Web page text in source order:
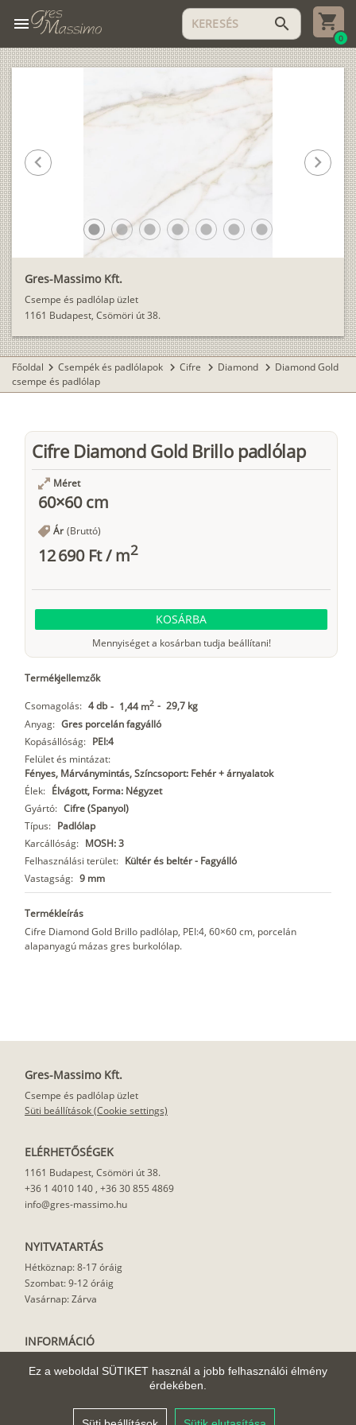
Ez a weboldal SÜTIKET használ a jobb felhasználói élmény
érdekében.
menu search
0
Gres-Massimo Kft.
Csempe és padlólap üzlet
1161 Budapest, Csömöri út 38.
lens lens lens lens lens lens lens
chevron_left chevron_right
Főoldal chevron_right Csempék és padlólapok chevron_right Cifre chevron_right Diamond chevron_right Diamond Gold
csempe és padlólap
Cifre Diamond Gold Brillo padlólap
Méret
60×60 cm
Ár (Bruttó)
12 690 Ft/m2
KOSÁRBA
Mennyiséget a kosárban tudja beállítani!
Termékjellemzők
Csomagolás: 4 db - 1,44 m2 - 29,7 kg
Anyag: Gres porcelán fagyálló
Kopásállóság: PEI:4
Felület és mintázat:
Fényes, Márványmintás, Színcsoport: Fehér + árnyalatok
Élek: Élvágott, Forma: Négyzet
Gyártó: Cifre (Spanyol)
Típus: Padlólap
Karcállóság: MOSH: 3
Felhasználási terület: Kültér és beltér - Fagyálló
Vastagság: 9 mm
Termékleírás
Cifre Diamond Gold Brillo padlólap, PEI:4, 60×60 cm, porcelán
alapanyagú mázas gres burkolólap.
Gres-Massimo Kft.
Csempe és padlólap üzlet
Süti beállítások (Cookie settings)
ELÉRHETŐSÉGEK
1161 Budapest, Csömöri út 38.
+36 1 4010 140 , +36 30 855 4869
info@gres-massimo.hu
NYITVATARTÁS
Hétköznap: 8-17 óráig
Szombat: 9-12 óráig
Vasárnap: Zárva
INFORMÁCIÓ
Felhasználási javaslat